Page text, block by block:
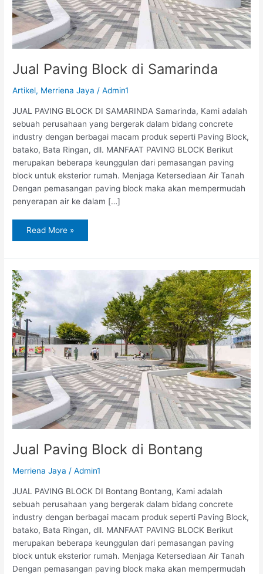
Jual Paving Block di Samarinda
Artikel, Merriena Jaya /Admin1
JUAL PAVING BLOCK DI SAMARINDA Samarinda, Kami adalah
sebuah perusahaan yang bergerak dalam bidang concrete
industry dengan berbagai macam produk seperti Paving Block,
batako, Bata Ringan, dll. MANFAAT PAVING BLOCK Berikut
merupakan beberapa keunggulan dari pemasangan paving
block untuk eksterior rumah. Menjaga Ketersediaan Air Tanah
Dengan pemasangan paving block maka akan mempermudah
penyerapan air ke dalam […]
Read More »
Jual Paving Block di Bontang
Merriena Jaya /Admin1
JUAL PAVING BLOCK DI Bontang Bontang, Kami adalah
sebuah perusahaan yang bergerak dalam bidang concrete
industry dengan berbagai macam produk seperti Paving Block,
batako, Bata Ringan, dll. MANFAAT PAVING BLOCK Berikut
merupakan beberapa keunggulan dari pemasangan paving
block untuk eksterior rumah. Menjaga Ketersediaan Air Tanah
Dengan pemasangan paving block maka akan mempermudah
Jual
di
Bontang